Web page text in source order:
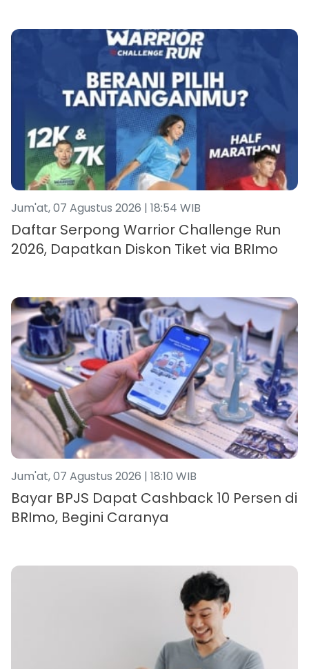
Jum'at, 07 Agustus 2026 | 18:54 WIB
Daftar Serpong Warrior Challenge Run
2026, Dapatkan Diskon Tiket via BRImo
Jum'at, 07 Agustus 2026 | 18:10 WIB
Bayar BPJS Dapat Cashback 10 Persen di
BRImo, Begini Caranya